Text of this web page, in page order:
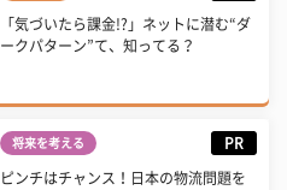
「気づいたら課金!?」ネットに潜む“ダ
ークパターン”て、知ってる？
将来を考える PR
ピンチはチャンス！日本の物流問題を